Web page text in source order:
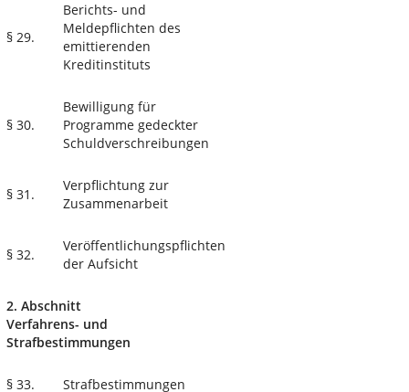
§ 29.
Berichts- und
Meldepflichten des
emittierenden
Kreditinstituts
§ 30.
Bewilligung für
Programme gedeckter
Schuldverschreibungen
§ 31.
Verpflichtung zur
Zusammenarbeit
§ 32.
Veröffentlichungspflichten
der Aufsicht
2. Abschnitt
Verfahrens- und
Strafbestimmungen
§ 33. Strafbestimmungen